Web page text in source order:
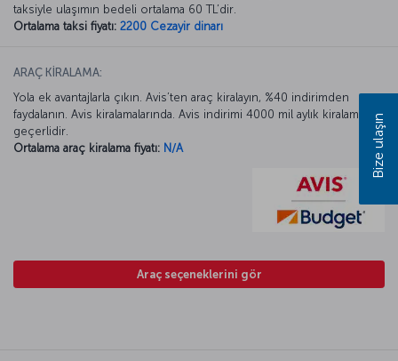
taksiyle ulaşımın bedeli ortalama 60 TL’dir.
Ortalama taksi fiyatı: 2200 Cezayir dinarı
ARAÇ KİRALAMA:
Yola ek avantajlarla çıkın. Avis’ten araç kiralayın, %40 indirimden
faydalanın. Avis kiralamalarında. Avis indirimi 4000 mil aylık kiralamada
geçerlidir.
Ortalama araç kiralama fiyatı: N/A
Araç seçeneklerini gör
Bize ulaşın